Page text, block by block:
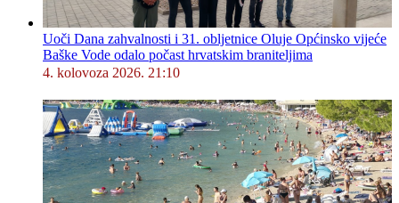
Uoči Dana zahvalnosti i 31. obljetnice Oluje Općinsko vijeće
Baške Vode odalo počast hrvatskim braniteljima
4. kolovoza 2026. 21:10